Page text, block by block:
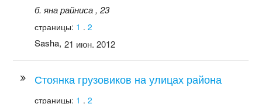
б. яна райниса , 23
страницы: 1 .2
Sasha, 21 июн. 2012
Стоянка грузовиков на улицах района
страницы: 1 .2